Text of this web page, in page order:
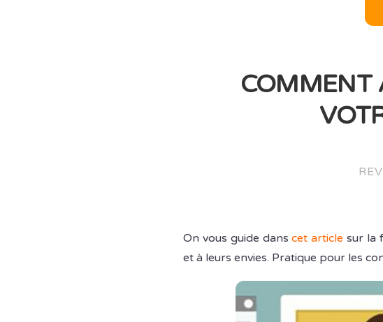
COMMENT
On vous guide danscet article sur la
et à leurs envies. Pratique pour les